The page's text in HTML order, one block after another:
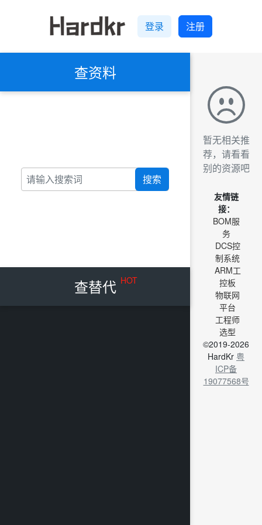
登录 注册
查资料
搜索
查替代 HOT
暂无相关推
荐，请看看
别的资源吧
友情链
接：
BOM服
务
DCS控
制系统
ARM工
控板
物联网
平台
工程师
选型
©2019-2026
HardKr 粤
ICP备
19077568号